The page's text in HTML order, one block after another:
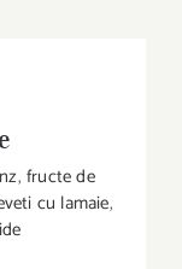
, fructe de
cu lamaie,